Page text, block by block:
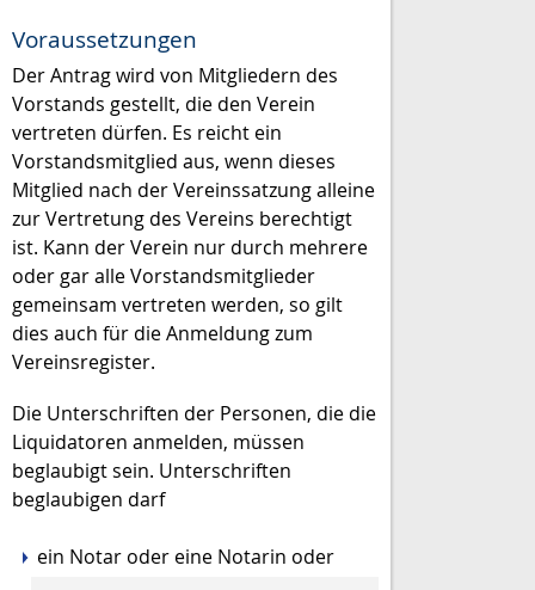
Voraussetzungen
Der Antrag wird von Mitgliedern des
Vorstands gestellt, die den Verein
vertreten dürfen. Es reicht ein
Vorstandsmitglied aus, wenn dieses
Mitglied nach der Vereinssatzung alleine
zur Vertretung des Vereins berechtigt
ist. Kann der Verein nur durch mehrere
oder gar alle Vorstandsmitglieder
gemeinsam vertreten werden, so gilt
dies auch für die Anmeldung zum
Vereinsregister.
Die Unterschriften der Personen, die die
Liquidatoren anmelden, müssen
beglaubigt sein. Unterschriften
beglaubigen darf
ein Notar oder eine Notarin oder